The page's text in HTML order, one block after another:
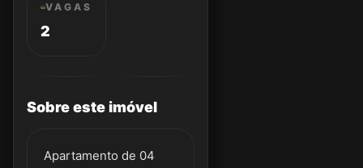
VAGAS
2
Sobre este imóvel
Apartamento de 04